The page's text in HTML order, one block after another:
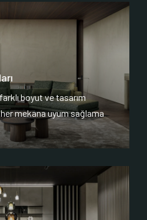
boyut ve tasarım
mekana uyum sağlama